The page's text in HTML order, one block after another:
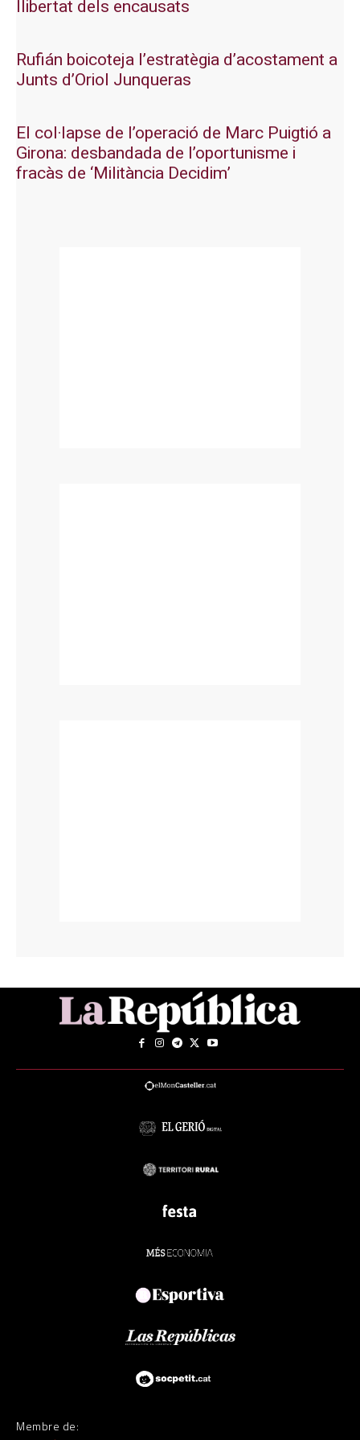
llibertat dels encausats
Rufián boicoteja l’estratègia d’acostament a
Junts d’Oriol Junqueras
El col·lapse de l’operació de Marc Puigtió a
Girona: desbandada de l’oportunisme i
fracàs de ‘Militància Decidim’
Membre de: